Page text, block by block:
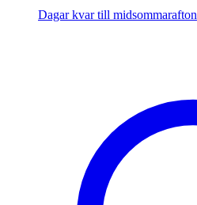
Dagar kvar till midsommarafton